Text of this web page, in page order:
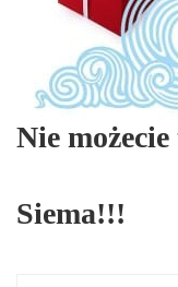
Nie
Siema!!!